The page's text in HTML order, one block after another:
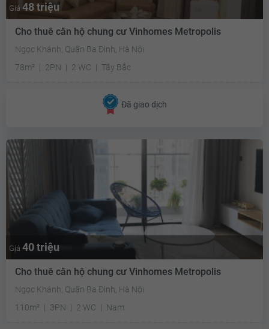
Giá 48 triệu
Cho thuê căn hộ chung cư Vinhomes Metropolis
Ngọc Khánh, Quận Ba Đình, Hà Nội
78m²
2PN 2 WC Tây Bắc
Đã giao dịch
Giá 40 triệu
Cho thuê căn hộ chung cư Vinhomes Metropolis
Ngọc Khánh, Quận Ba Đình, Hà Nội
110m²
3PN 2 WC Nam